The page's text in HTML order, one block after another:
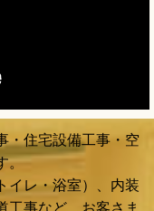
・住宅設備工事・空
。
イレ・浴室）、内装